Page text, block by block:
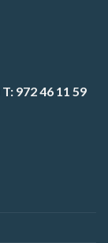
T: 972 46 11 59